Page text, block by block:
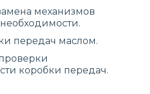
механизмов
передач маслом.
коробки передач.